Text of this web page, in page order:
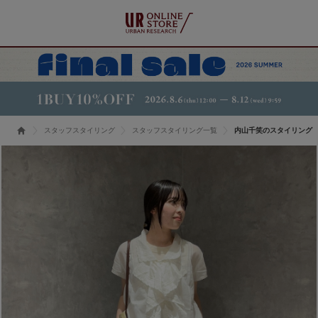
スタッフスタイリング スタッフスタイリング一覧 内山千笑のスタイリング